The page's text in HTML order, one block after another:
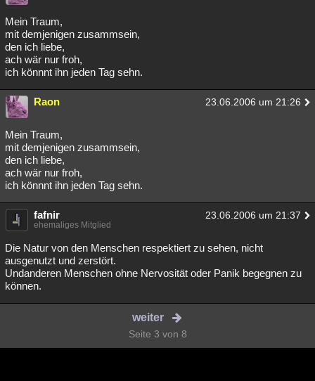
Mein Traum,
mit demjenigen zusammsein,
den ich liebe,
ach wär nur froh,
ich könnnt ihn jeden Tag sehn.
Raon 23.06.2006 um 21:26
Mein Traum,
mit demjenigen zusammsein,
den ich liebe,
ach wär nur froh,
ich könnnt ihn jeden Tag sehn.
fafnir 23.06.2006 um 21:37
ehemaliges Mitglied
Die Natur von den Menschen respektiert zu sehen, nicht
ausgenutzt und zerstört.
Undanderen Menschen ohne Nervosität oder Panik begegnen zu
können.
weiter
Seite 3 von 8